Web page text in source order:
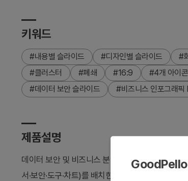
키워드
#내용별 슬라이드 #디자인별 슬라이드 #
#클러스터
#폐쇄 #16:9 #4개 아이
#데이터 보안 슬라이드
#비즈니스 인포그래픽
제품설명
데이터 보안 및 비즈니스 분야 발표에 최적화된 2
서·보안·도구·차트)를 배치한 폐쇄형 다이어그램
GoodPello